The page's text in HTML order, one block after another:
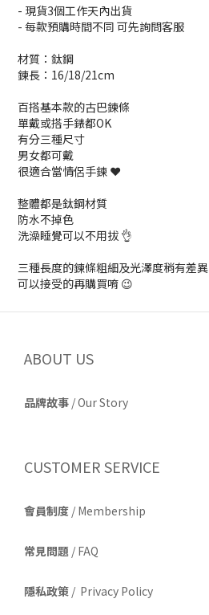
- 現貨3個工作天內出貨
- 每款預購時間不同 可先詢問客服
材質：鈦鋼
鍊長：16/18/21cm
百搭基本款的古巴鍊條
單戴或搭手錶都OK
有分三種尺寸
男女都可戴
很適合當情侶手鍊 ❤️
整體都是鈦鋼材質
防水不掉色
洗澡睡覺可以不用拔 👌
三種長度的鍊條粗細及光澤度稍有差異
可以接受的再購買唷 😉
ABOUT US
品牌故事 /Our Story
CUSTOMER SERVICE
會員制度 / Membership
常見問題 / FAQ
隱私政策 / Privacy Policy